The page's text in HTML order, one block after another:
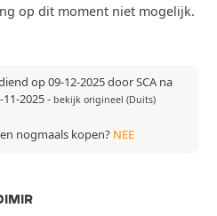
op dit moment niet mogelijk.
op 09-12-2025 door SCA na
2025- bekijk origineel (Duits)
nogmaals kopen? NEE